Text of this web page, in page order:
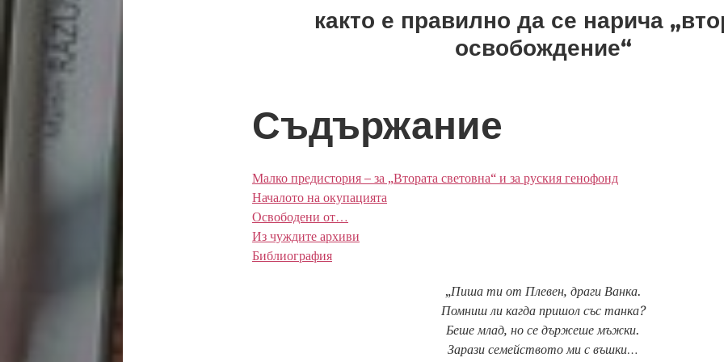
както е правилно да се нарича
освобождение“
Съдържание
Малко предистория – за „Втората световна“ и за руския генофонд
Началото на окупацията
Освободени от…
Из чуждите архиви
Библиография
„Пиша ти от Плевен, драги Ванка.
Помниш ли кагда пришол със танка?
Беше млад, но се държеше мъжки.
Зарази семейството ми с въшки…